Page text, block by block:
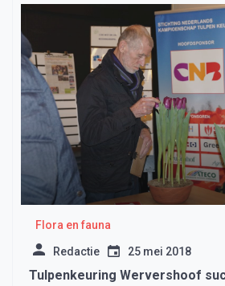
Flora en fauna
Redactie 25 mei 2018
Tulpenkeuring Wervershoof